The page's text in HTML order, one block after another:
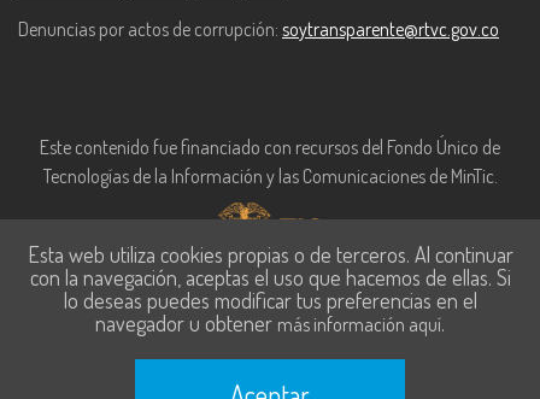
Denuncias por actos de corrupción: soytransparente@rtvc.gov.co
Este contenido fue financiado con recursos del Fondo Único de
Tecnologías de la Información y las Comunicaciones de MinTic.
Esta web utiliza cookies propias o de terceros. Al continuar
con la navegación, aceptas el uso que hacemos de ellas. Si
lo deseas puedes modificar tus preferencias en el
navegador u obtener más información aquí.